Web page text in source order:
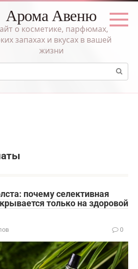
Арома Авеню
о косметике, парфюмах,
запахах и вкусах в вашей
жизни
почему селективная
только на здоровой
0